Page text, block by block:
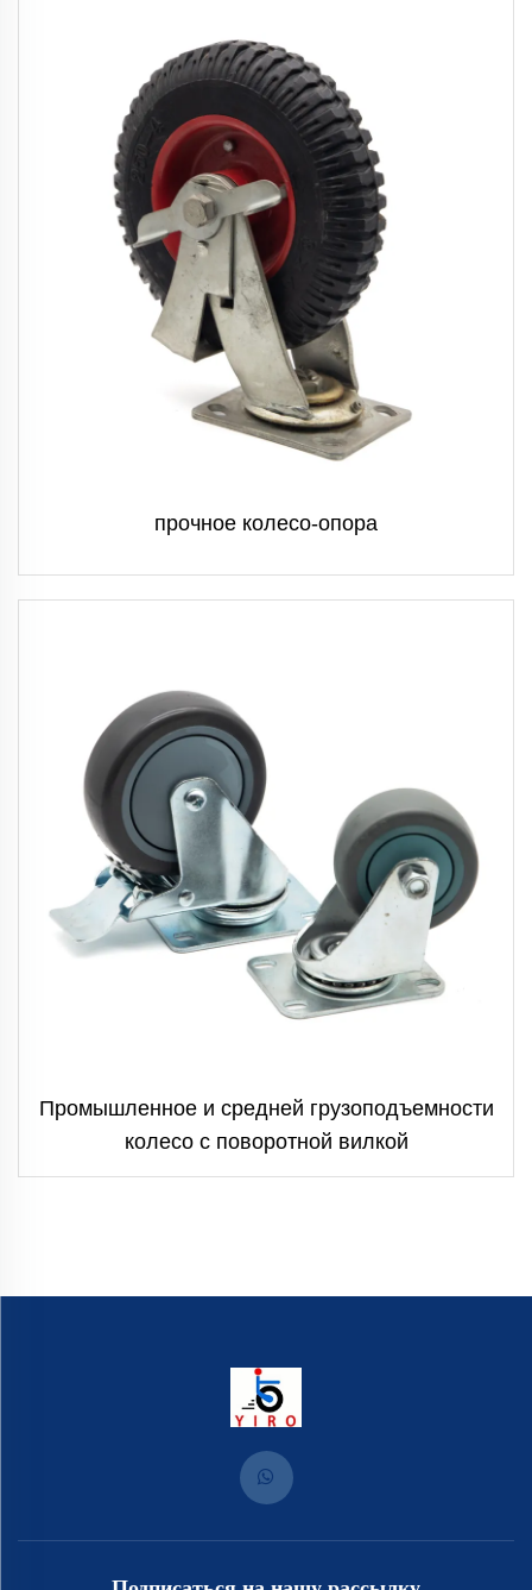
прочное колесо-опора
Промышленное и средней грузоподъемности
колесо с поворотной вилкой